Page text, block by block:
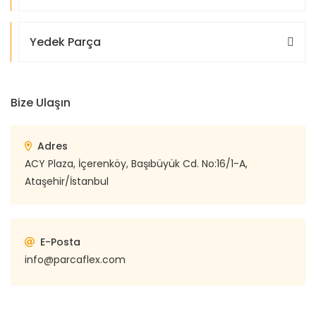
Yedek Parça
Bize Ulaşın
Adres
ACY Plaza, İçerenköy, Başıbüyük Cd. No:16/1-A,
Ataşehir/İstanbul
E-Posta
info@parcaflex.com